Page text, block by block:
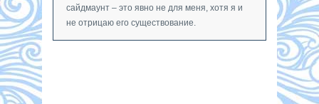
сайдмаунт – это явно не для меня, хотя я и
не отрицаю его существование.